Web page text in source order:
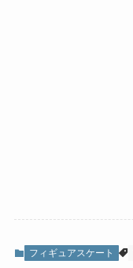
フィギュアスケート